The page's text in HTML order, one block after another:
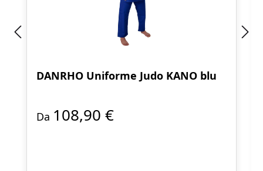
DANRHO Uniforme Judo KANO blu
Da 108,90 €